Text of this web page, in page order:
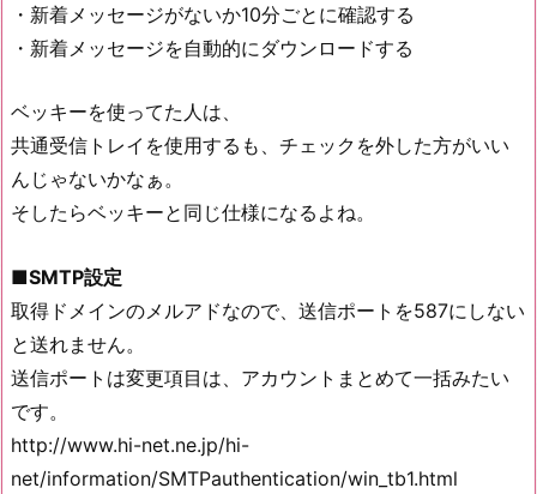
・新着メッセージがないか10分ごとに確認する
・新着メッセージを自動的にダウンロードする
ベッキーを使ってた人は、
共通受信トレイを使用するも、チェックを外した方がいい
んじゃないかなぁ。
そしたらベッキーと同じ仕様になるよね。
■SMTP設定
取得ドメインのメルアドなので、送信ポートを587にしない
と送れません。
送信ポートは変更項目は、アカウントまとめて一括みたい
です。
http://www.hi-net.ne.jp/hi-
net/information/SMTPauthentication/win_tb1.html